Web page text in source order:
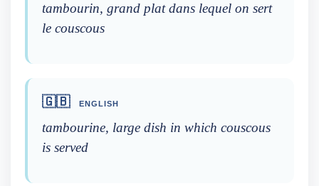
tambourin, grand plat dans lequel on sert
le couscous
🇬🇧 ENGLISH
tambourine, large dish in which couscous
is served